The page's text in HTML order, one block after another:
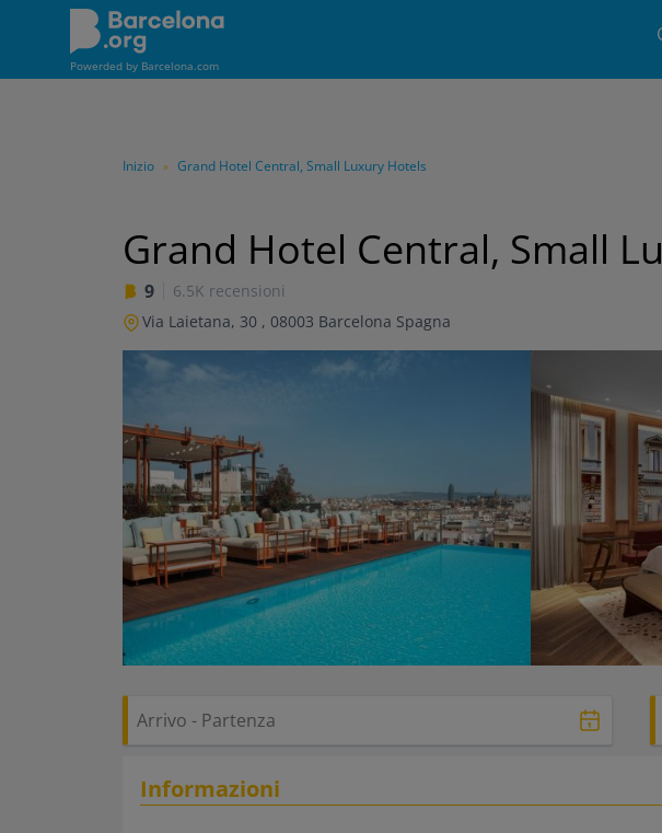
contenutoPowerded by Barcelona.com
Inizio » Grand Hotel Central, Small Luxury Hotels
Grand Hotel Central, Small
9
6.5K recensioni
Via Laietana, 30 , 08003 Barcelona Spagna
Informazioni